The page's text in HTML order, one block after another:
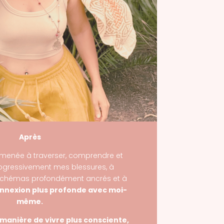
Après
à traverser, comprendre et
mes blessures, à
profondément ancrés et à
plus profonde avec moi-
même.
de vivre plus consciente,